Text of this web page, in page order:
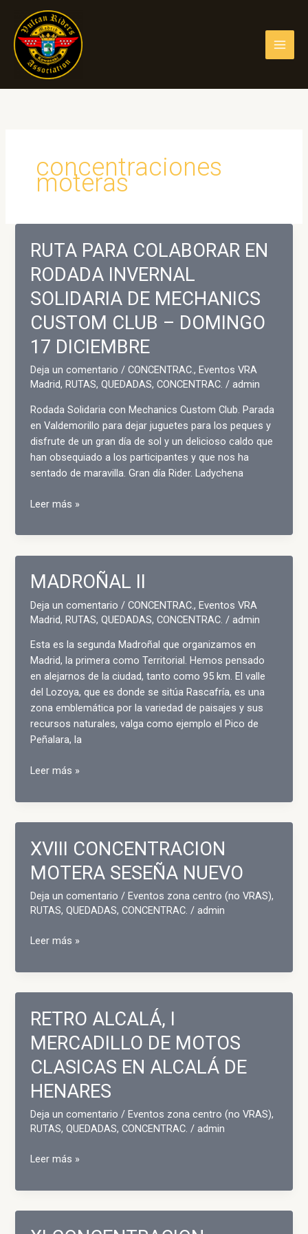
contenido
concentraciones
moteras
RUTA PARA COLABORAR EN
RODADA INVERNAL
SOLIDARIA DE MECHANICS
CUSTOM CLUB – DOMINGO
17 DICIEMBRE
Deja un comentario /CONCENTRAC., Eventos VRA
Madrid, RUTAS, QUEDADAS, CONCENTRAC. /admin
Rodada Solidaria con Mechanics Custom Club. Parada
en Valdemorillo para dejar juguetes para los peques y
disfrute de un gran día de sol y un delicioso caldo que
han obsequiado a los participantes y que nos ha
sentado de maravilla. Gran día Rider. Ladychena
RUTA
COLABORAR
INVERNAL
SOLIDARIA
DE
CUSTOM
CLUB
–
DOMINGO
17
DICIEMBRE
Leer más »
MADROÑAL II
Deja un comentario /CONCENTRAC.,Eventos VRA
Madrid,RUTAS, QUEDADAS, CONCENTRAC. /admin
Esta es la segunda Madroñal que organizamos en
Madrid, la primera como Territorial. Hemos pensado
en alejarnos de la ciudad, tanto como 95 km. El valle
del Lozoya, que es donde se sitúa Rascafría, es una
zona emblemática por la variedad de paisajes y sus
recursos naturales, valga como ejemplo el Pico de
Peñalara, la
MADROÑAL
Leer más »
XVIII CONCENTRACION
MOTERA SESEÑA NUEVO
Deja un comentario / Eventos zona centro (no VRAS),
RUTAS, QUEDADAS, CONCENTRAC. /admin
XVIII
MOTERA
Leer más »
RETRO ALCALÁ, I
MERCADILLO DE MOTOS
CLASICAS EN ALCALÁ DE
HENARES
Deja un comentario / Eventos zona centro (no VRAS),
RUTAS, QUEDADAS, CONCENTRAC. /admin
RETRO
I
Leer más »